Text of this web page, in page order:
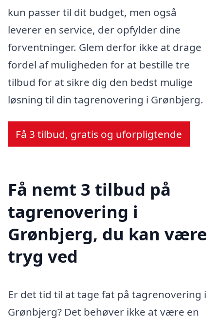
kun passer til dit budget, men også
leverer en service, der opfylder dine
forventninger. Glem derfor ikke at drage
fordel af muligheden for at bestille tre
tilbud for at sikre dig den bedst mulige
løsning til din tagrenovering i Grønbjerg.
Få 3 tilbud, gratis og uforpligtende
Få nemt 3 tilbud på
tagrenovering i
Grønbjerg, du kan være
tryg ved
Er det tid til at tage fat på tagrenovering i
Grønbjerg? Det behøver ikke at være en